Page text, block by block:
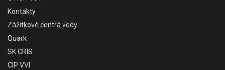
Kontakty
Zážitkové centrá vedy
Quark
SK CRIS
CIP VVI